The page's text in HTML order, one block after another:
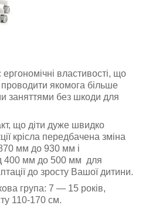
ергономічні властивості, що
проводити якомога більше
заняттями без шкоди для
що діти дуже швидко
крісла передбачена зміна
мм до 930 мм і
400 мм до 500 мм для
до зросту Вашої дитини.
група: 7 — 15 років,
110-170 см.